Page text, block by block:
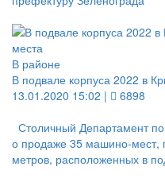
В районе
В подвале корпуса 2022 в
13.01.2020 15:02 |
6898
Столичный Департамент
о продаже 35 машино-мест,
метров, расположенных в